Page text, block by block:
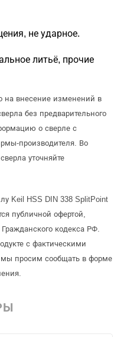
не ударное.
литьё, прочие
на внесение изменений в
без предварительного
о сверле с
производителя. Во
уточняйте
Keil HSS DIN 338 SplitPoint
публичной офертой,
кодекса РФ.
с фактическими
мы просим сообщать в форме